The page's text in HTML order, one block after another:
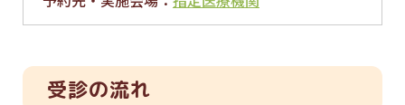
受診の流れ